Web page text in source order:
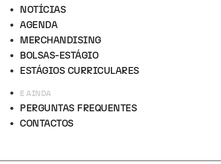
NOTÍCIAS
AGENDA
MERCHANDISING
BOLSAS-ESTÁGIO
ESTÁGIOS CURRICULARES
E AINDA
PERGUNTAS FREQUENTES
CONTACTOS